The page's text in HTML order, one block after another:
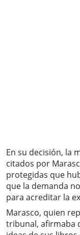
En su decisión, la
citados por
protegidas que
que la demanda
para acreditar la
Marasco, quien
tribunal, afirmaba